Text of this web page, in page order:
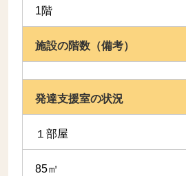
1階
施設の階数（備考）
発達支援室の状況
１部屋
85㎡